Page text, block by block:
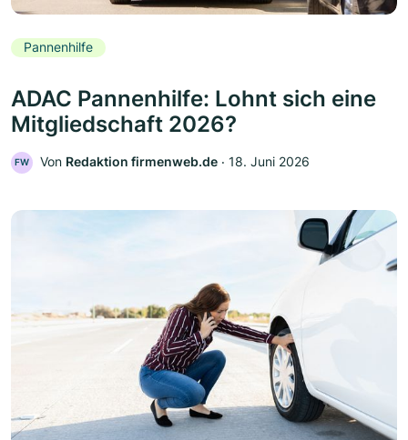
Pannenhilfe
ADAC Pannenhilfe: Lohnt sich eine
Mitgliedschaft 2026?
FW Von Redaktion firmenweb.de ‧ 18. Juni 2026